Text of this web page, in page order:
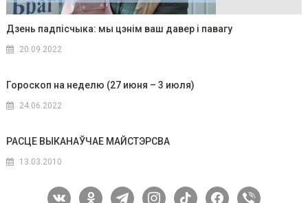
Дзень падпісчыка: мы цэнім ваш давер і павагу
20.09.2022
Гороскоп на неделю (27 июня – 3 июля)
24.06.2022
РАСЦЕ ВЫКАНАЎЧАЕ МАЙСТЭРСВА
13.03.2010
vkontakteodnoklassniki
telegraminstagram
tiktok facebook
viber